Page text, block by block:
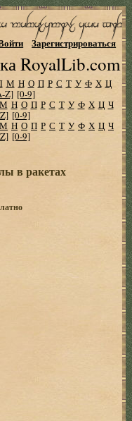
RoyalLib.com
Зарегистрироваться
М Н О П Р С Т У Ф Х Ц
Z] [0-9]
М Н О П Р С Т У Ф Х Ц Ч
[0-9]
М Н О П Р С Т У Ф Х Ц Ч
[0-9]
в ракетах